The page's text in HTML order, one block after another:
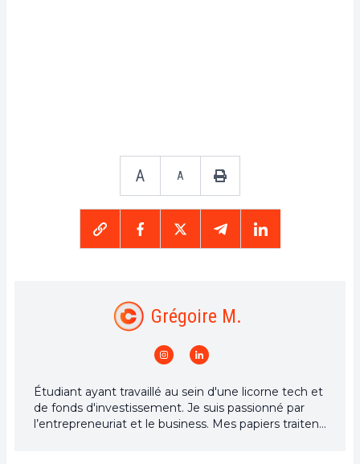
A A
Grégoire M.
Étudiant ayant travaillé au sein d'une licorne tech et
de fonds d'investissement. Je suis passionné par
l’entrepreneuriat et le business. Mes papiers traitent